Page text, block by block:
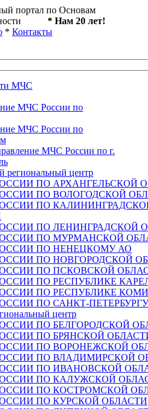
портал по Основам
* Нам 20 лет!
* Контакты
МЧС
МЧС России по
МЧС России по
МЧС России по г.
региональный центр
ПО АРХАНГЕЛЬСКОЙ
ПО ВОЛОГОДСКОЙ
ПО
ПО ЛЕНИНГРАДСКОЙ
ПО МУРМАНСКОЙ
ПО НЕНЕЦКОМУ АО
ПО НОВГОРОДСКОЙ
ПО ПСКОВСКОЙ
ПО РЕСПУБЛИКЕ
ПО РЕСПУБЛИКЕ КОМИ
ПО САНКТ-ПЕТЕРБУРГУ
центр
ПО БЕЛГОРОДСКОЙ
ПО БРЯНСКОЙ
ПО ВОРОНЕЖСКОЙ
ПО ВЛАДИМИРСКОЙ
ПО ИВАНОВСКОЙ
ПО КАЛУЖСКОЙ
ПО КОСТРОМСКОЙ
ПО КУРСКОЙ ОБЛАСТИ